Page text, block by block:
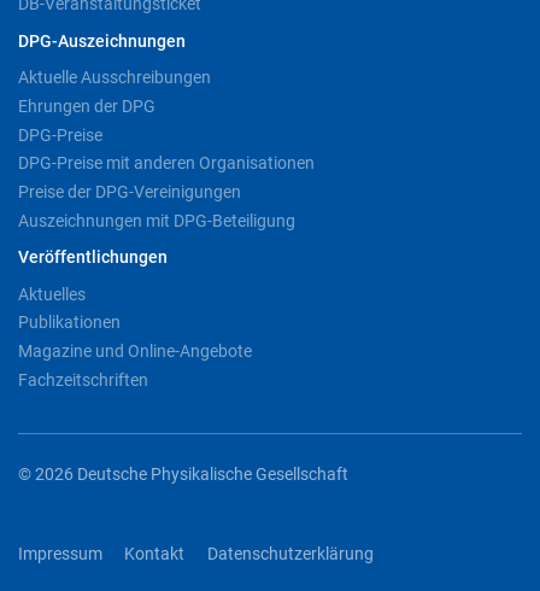
DPG-Auszeichnungen
Aktuelle Ausschreibungen
Ehrungen der DPG
DPG-Preise
DPG-Preise mit anderen Organisationen
Preise der DPG-Vereinigungen
Auszeichnungen mit DPG-Beteiligung
Veröffentlichungen
Aktuelles
Publikationen
Magazine und Online-Angebote
Fachzeitschriften
© 2026 Deutsche Physikalische Gesellschaft
Impressum Kontakt Datenschutzerklärung